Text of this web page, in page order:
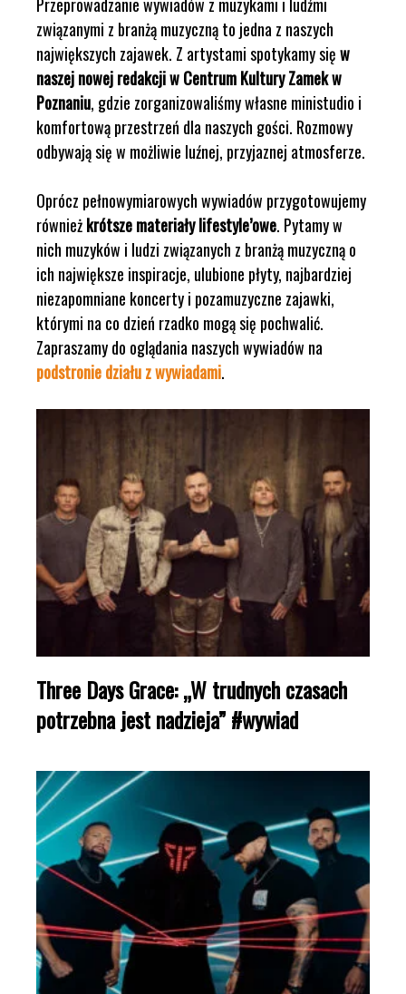
Przeprowadzanie wywiadów z muzykami i ludźmi
związanymi z branżą muzyczną to jedna z naszych
największych zajawek. Z artystami spotykamy sięw
naszej nowej redakcji w Centrum Kultury Zamek w
Poznaniu, gdzie zorganizowaliśmy własne ministudio i
komfortową przestrzeń dla naszych gości. Rozmowy
odbywają się w możliwie luźnej, przyjaznej atmosferze.
Oprócz pełnowymiarowych wywiadów przygotowujemy
równieżkrótsze materiały lifestyle’owe. Pytamy w
nich muzyków i ludzi związanych z branżą muzyczną o
ich największe inspiracje, ulubione płyty, najbardziej
niezapomniane koncerty i pozamuzyczne zajawki,
którymi na co dzień rzadko mogą się pochwalić.
Zapraszamy do oglądania naszych wywiadów na
podstronie działu z wywiadami.
Three Days Grace: „W trudnych czasach
potrzebna jest nadzieja” #wywiad